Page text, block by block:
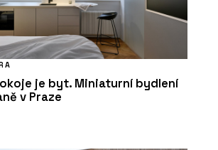
je byt. Miniaturní bydlení
v Praze